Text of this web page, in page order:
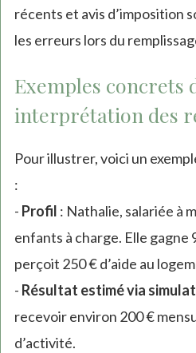
récents et avis d’imposition
les erreurs lors du
Exemples concrets
interprétation des
Pour illustrer, voici un
:
- Profil : Nathalie, salariée à
enfants à charge. Elle gagne
perçoit 250 € d’aide au
- Résultat estimé via
recevoir environ 200 €
d’activité.